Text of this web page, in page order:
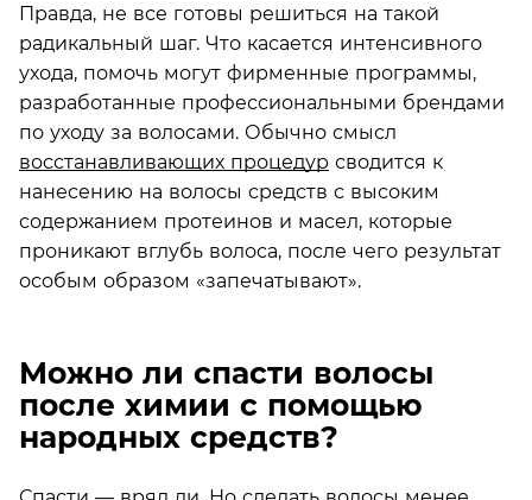
Правда, не все готовы решиться на такой
радикальный шаг. Что касается интенсивного
ухода, помочь могут фирменные программы,
разработанные профессиональными брендами
по уходу за волосами. Обычно смысл
восстанавливающих процедур сводится к
нанесению на волосы средств с высоким
содержанием протеинов и масел, которые
проникают вглубь волоса, после чего результат
особым образом «запечатывают».
Можно ли спасти волосы
после химии с помощью
народных средств?